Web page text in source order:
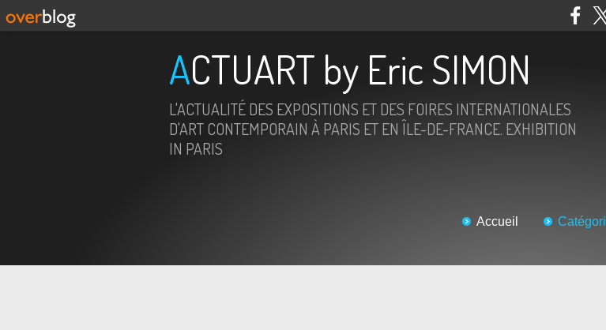
ACTUART by Eric SIMON
L'ACTUALITÉ DES EXPOSITIONS ET DES FOIRES INTERNATIONALES
D'ART CONTEMPORAIN À PARIS ET EN ÎLE-DE-FRANCE. EXHIBITION
IN PARIS
Accueil